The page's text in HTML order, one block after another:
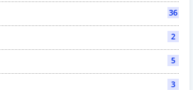
36
2
5
3